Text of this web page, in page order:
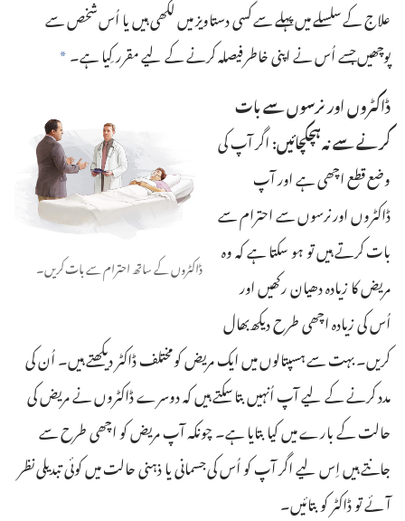
علاج کے سلسلے میں پہلے سے کسی دستاویز میں لکھی ہیں یا اُس شخص سے
پوچھیں جسے اُس نے اپنی خاطر فیصلہ کرنے کے لیے مقرر کِیا ہے۔‏ a
ڈاکٹروں کے ساتھ احترام سے بات کریں۔‏
ڈاکٹروں اور نرسوں سے بات
کرنے سے نہ ہچکچائیں:‏اگر آپ کی
وضع قطع اچھی ہے اور آپ
ڈاکٹروں اور نرسوں سے احترام سے
بات کرتے ہیں تو ہو سکتا ہے کہ وہ
مریض کا زیادہ دھیان رکھیں اور
اُس کی زیادہ اچھی طرح دیکھ‌بھال
کریں۔ بہت سے ہسپتالوں میں ایک مریض کو مختلف ڈاکٹر دیکھتے ہیں۔ اُن کی
مدد کرنے کے لیے آپ اُنہیں بتا سکتے ہیں کہ دوسرے ڈاکٹروں نے مریض کی
حالت کے بارے میں کیا بتایا ہے۔ چونکہ آپ مریض کو اچھی طرح سے
جانتے ہیں اِس لیے اگر آپ کو اُس کی جسمانی یا ذہنی حالت میں کوئی تبدیلی نظر
آئے تو ڈاکٹر کو بتائیں۔‏